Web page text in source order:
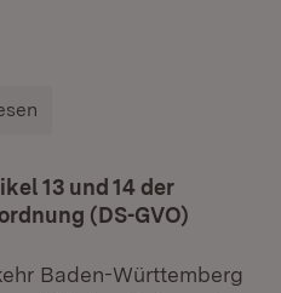
13 und 14 der
(DS-GVO)
Baden-Württemberg